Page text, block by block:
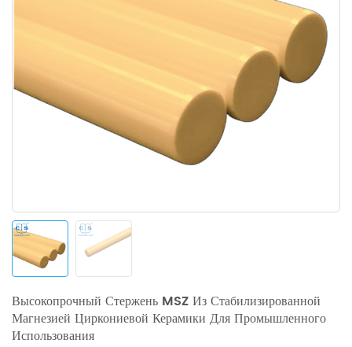
Высокопрочный Стержень MSZ Из Стабилизированной
Магнезией Циркониевой Керамики Для Промышленного
Использования